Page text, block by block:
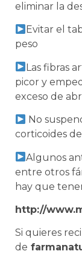
eliminar la
Evitar el
peso
Las fibras
picor y
exceso de
No
corticoides
Algunos
entre otros
hay que
http://
Si quieres
de